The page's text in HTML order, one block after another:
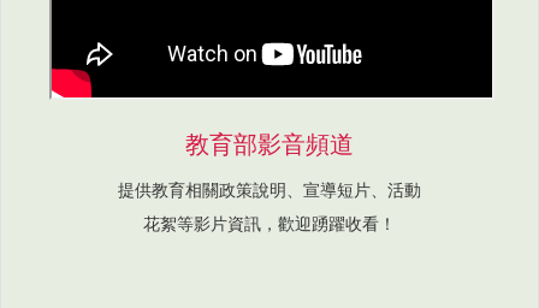
教育部影音頻道
提供教育相關政策說明、宣導短片、活動
花絮等影片資訊，歡迎踴躍收看！